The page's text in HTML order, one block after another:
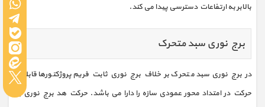
بالابر به ارتفاعات دسترسی پیدا می کند.
برج نوری سبد متحرک
در برج نوری سبد متحرک بر خلاف برج نوری ثابت فریم پروژکتورها قابلیت
حرکت در امتداد محور عمودی سازه را دارا می باشد. حرکت هد برج نوری به